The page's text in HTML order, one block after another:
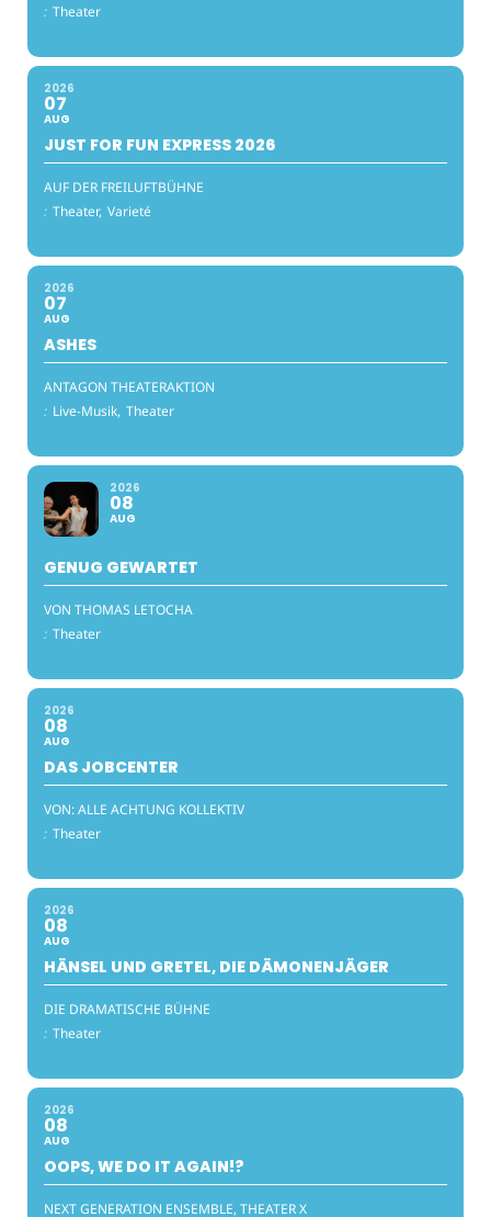
: Theater
2026
07
AUG
JUST FOR FUN EXPRESS 2026
AUF DER FREILUFTBÜHNE
: Theater, Varieté
2026
07
AUG
ASHES
ANTAGON THEATERAKTION
: Live-Musik, Theater
2026
08
AUG
GENUG GEWARTET
VON THOMAS LETOCHA
: Theater
2026
08
AUG
DAS JOBCENTER
VON: ALLE ACHTUNG KOLLEKTIV
: Theater
2026
08
AUG
HÄNSEL UND GRETEL, DIE DÄMONENJÄGER
DIE DRAMATISCHE BÜHNE
: Theater
2026
08
AUG
OOPS, WE DO IT AGAIN!?
NEXT GENERATION ENSEMBLE, THEATER X